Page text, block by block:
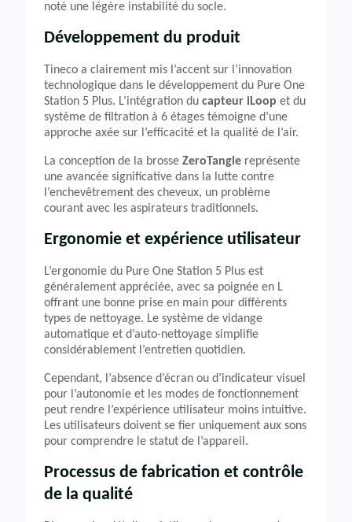
noté une légère instabilité du socle.
Développement du produit
Tineco a clairement mis l’accent sur l’innovation
technologique dans le développement du Pure One
Station 5 Plus. L’intégration du capteur iLoop et du
système de filtration à 6 étages témoigne d’une
approche axée sur l’efficacité et la qualité de l’air.
La conception de la brosse ZeroTangle représente
une avancée significative dans la lutte contre
l’enchevêtrement des cheveux, un problème
courant avec les aspirateurs traditionnels.
Ergonomie et expérience utilisateur
L’ergonomie du Pure One Station 5 Plus est
généralement appréciée, avec sa poignée en L
offrant une bonne prise en main pour différents
types de nettoyage. Le système de vidange
automatique et d’auto-nettoyage simplifie
considérablement l’entretien quotidien.
Cependant, l’absence d’écran ou d’indicateur visuel
pour l’autonomie et les modes de fonctionnement
peut rendre l’expérience utilisateur moins intuitive.
Les utilisateurs doivent se fier uniquement aux sons
pour comprendre le statut de l’appareil.
Processus de fabrication et contrôle
de la qualité